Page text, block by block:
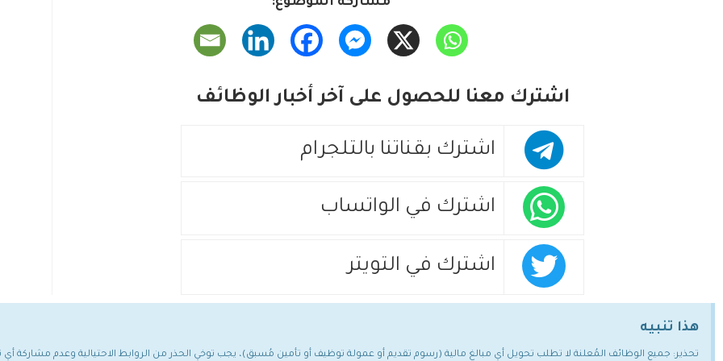
اشترك معنا للحصول على آخر أخبار الوظائف
اشترك بقناتنا بالتلجرام
اشترك في الواتساب
اشترك في التويتر
هذا تنبيه
تحذير: جميع الوظائف المُعلنة لا تطلب تحويل أي مبالغ مالية (رسوم تقديم أو عمولة توظيف أو تأمين مُسبق)، يجب توخي الحذر من الروابط الاحتيالية وعدم مشاركة